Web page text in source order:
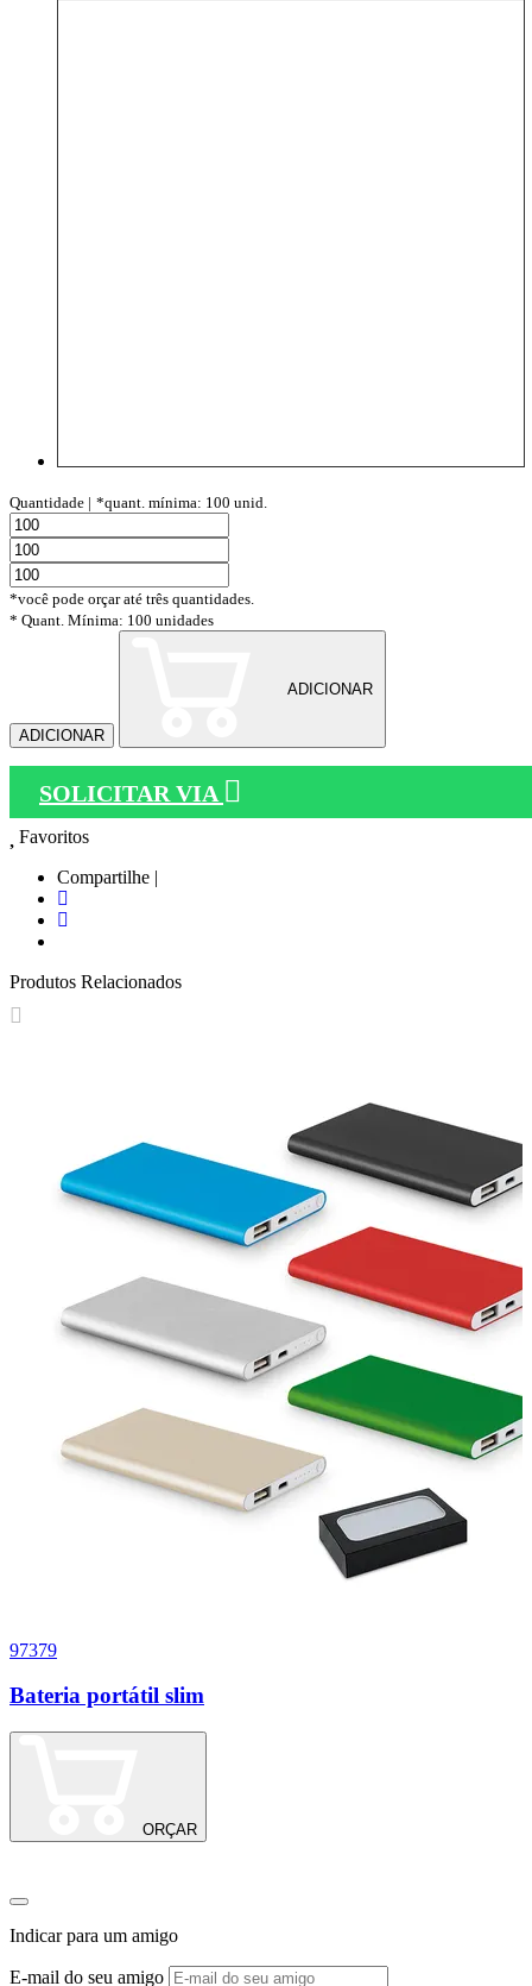
Quantidade | *quant. mínima: 100 unid.
*você pode orçar até três quantidades.
* Quant. Mínima: 100 unidades
ADICIONAR
ADICIONAR
SOLICITAR VIA
Favoritos
Compartilhe |
Produtos Relacionados
97379
Bateria portátil slim
ORÇAR
Indicar para um amigo
E-mail do seu amigo